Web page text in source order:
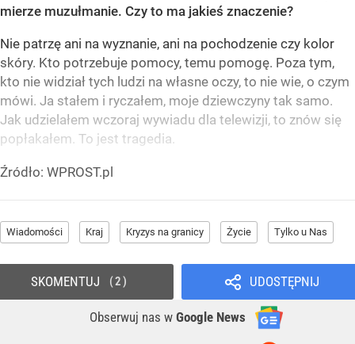
mierze muzułmanie. Czy to ma jakieś znaczenie?
Nie patrzę ani na wyznanie, ani na pochodzenie czy kolor
skóry. Kto potrzebuje pomocy, temu pomogę. Poza tym,
kto nie widział tych ludzi na własne oczy, to nie wie, o czym
mówi. Ja stałem i ryczałem, moje dziewczyny tak samo.
Jak udzielałem wczoraj wywiadu dla telewizji, to znów się
popłakałem. To jest tragedia.
Źródło: WPROST.pl
Wiadomości Kraj Kryzys na granicy Życie Tylko u Nas
UDOSTĘPNIJ
Obserwuj nas w Google News
SKOMENTUJ 2